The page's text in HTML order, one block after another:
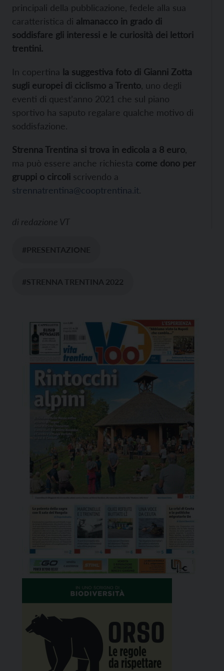
principali della pubblicazione, fedele alla sua
caratteristica di almanacco in grado di
soddisfare gli interessi e le curiosità dei lettori
trentini.
In copertina la suggestiva foto di Gianni Zotta
sugli europei di ciclismo a Trento , uno degli
eventi di quest’anno 2021 che sul piano
sportivo ha saputo regalare qualche motivo di
soddisfazione.
Strenna Trentina si trova in edicola a 8 euro
ma può essere anche richiesta come dono per
gruppi o circoli scrivendo a
strennatrentina@cooptrentina.it.
di redazione VT
#PRESENTAZIONE
#STRENNA TRENTINA 2022